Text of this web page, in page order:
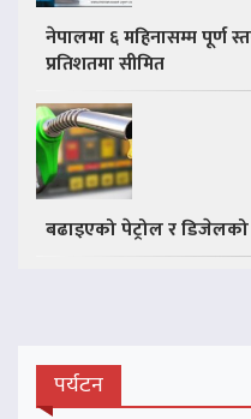
नेपालमा ६ महिनासम्म पूर्ण
प्रतिशतमा सीमित
बढाइएको पेट्रोल र
पर्यटन